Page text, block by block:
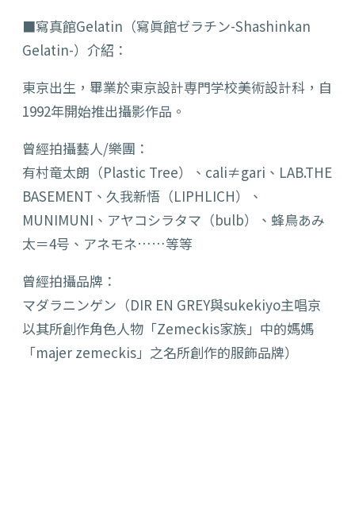
■寫真館Gelatin（寫眞館ゼラチン-Shashinkan
Gelatin-）介紹：
東京出生，畢業於東京設計専門学校美術設計科，自
1992年開始推出攝影作品。
曾經拍攝藝人/樂團：
有村竜太朗（Plastic Tree）、cali≠gari、LAB.THE
BASEMENT、久我新悟（LIPHLICH）、
MUNIMUNI、アヤコシラタマ（bulb）、蜂鳥あみ
太＝4号、アネモネ……等等
曾經拍攝品牌：
マダラニンゲン（DIR EN GREY與sukekiyo主唱京
以其所創作角色人物「Zemeckis家族」中的媽媽
「majer zemeckis」之名所創作的服飾品牌）